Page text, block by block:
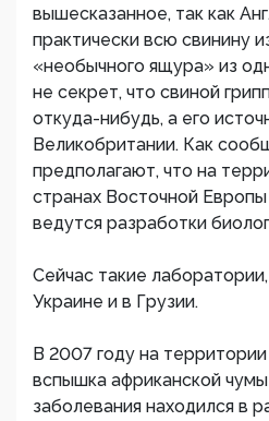
вышесказанное, так как
практически всю свинину
«необычного ящура» из
не секрет, что свиной
откуда-нибудь, а его
Великобритании. Как
предполагают, что на
странах Восточной
ведутся разработки
Сейчас такие
Украине и в Грузии.
В 2007 году на
вспышка африканской
заболевания находился в